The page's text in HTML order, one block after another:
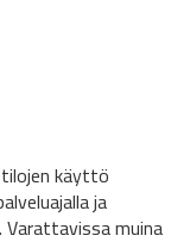
käyttö
ja
muina